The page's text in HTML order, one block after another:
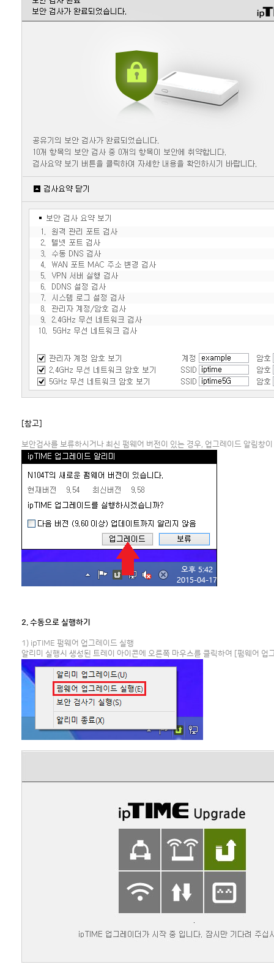
[참고]
보안검사를 보류하시거나 최신 펌웨어 버전이 있는 경우, 업그레이드 알림창
2. 수동으로 실행하기
1) ipTIME 펌웨어 업그레이드 실행
알리미 실행시 생성된 트레이 아이콘에 오른쪽 마우스를 클릭하여 [펌웨어 업